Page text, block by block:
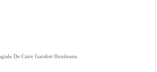
De Catre Garabet Ibraileanu